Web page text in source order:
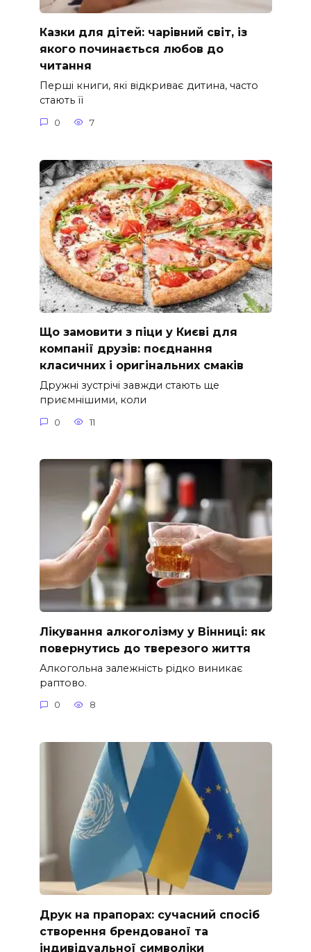
Казки для дітей: чарівний світ, із
якого починається любов до
читання
Перші книги, які відкриває дитина, часто
стають її
0 7
Що замовити з піци у Києві для
компанії друзів: поєднання
класичних і оригінальних смаків
Дружні зустрічі завжди стають ще
приємнішими, коли
0 11
Лікування алкоголізму у Вінниці: як
повернутись до тверезого життя
Алкогольна залежність рідко виникає
раптово.
0 8
Друк на прапорах: сучасний спосіб
створення брендованої та
індивідуальної символіки